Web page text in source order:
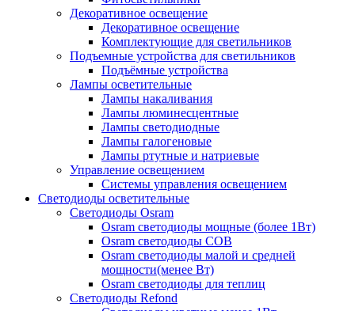
Декоративное освещение
Декоративное освещение
Комплектующие для светильников
Подъемные устройства для светильников
Подъёмные устройства
Лампы осветительные
Лампы накаливания
Лампы люминесцентные
Лампы светодиодные
Лампы галогеновые
Лампы ртутные и натриевые
Управление освещением
Системы управления освещением
Светодиоды осветительные
Светодиоды Osram
Osram светодиоды мощные (более 1Вт)
Osram светодиоды COB
Osram светодиоды малой и средней
мощности(менее Вт)
Osram светодиоды для теплиц
Светодиоды Refond